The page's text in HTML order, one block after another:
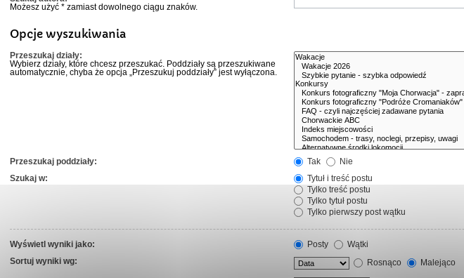
Możesz użyć * zamiast dowolnego ciągu znaków.
Opcje wyszukiwania
Przeszukaj działy:
Wybierz działy, które chcesz przeszukać. Poddziały są przeszukiwane
automatycznie, chyba że opcja „Przeszukuj poddziały” jest wyłączona.
Przeszukaj poddziały: Tak
Nie
Szukaj w:
Tytuł i treść postu
Tylko treść postu
Tylko tytuł postu
Tylko pierwszy post wątku
Wyświetl wyniki jako: Posty
Wątki
Sortuj wyniki wg:
Rosnąco
Malejąco